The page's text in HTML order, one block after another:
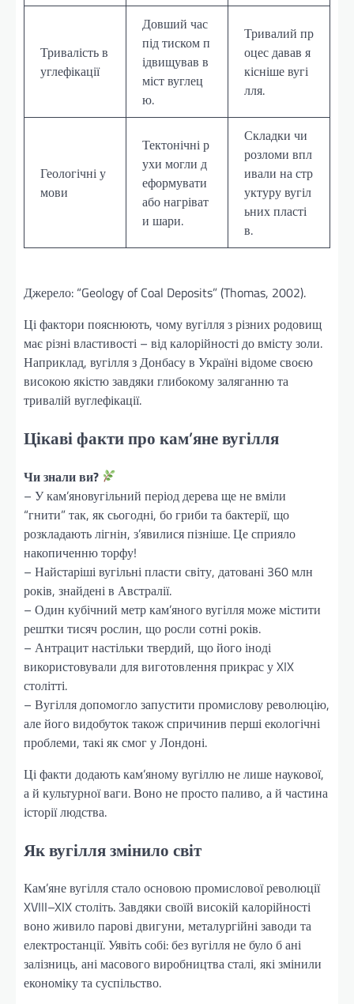
Тривалість в
углефікації
Довший час
під тиском п
ідвищував в
міст вуглец
ю.
Тривалий пр
оцес давав я
кісніше вугі
лля.
Геологічні у
мови
Тектонічні р
ухи могли д
еформувати
або нагріват
и шари.
Складки чи
розломи впл
ивали на стр
уктуру вугіл
ьних пласті
в.
Джерело: “Geology of Coal Deposits” (Thomas, 2002).
Ці фактори пояснюють, чому вугілля з різних родовищ
має різні властивості – від калорійності до вмісту золи.
Наприклад, вугілля з Донбасу в Україні відоме своєю
високою якістю завдяки глибокому заляганню та
тривалій вуглефікації.
Цікаві факти про кам’яне вугілля
Чи знали ви?
– У кам’яновугільний період дерева ще не вміли
“гнити” так, як сьогодні, бо гриби та бактерії, що
розкладають лігнін, з’явилися пізніше. Це сприяло
накопиченню торфу!
– Найстаріші вугільні пласти світу, датовані 360 млн
років, знайдені в Австралії.
– Один кубічний метр кам’яного вугілля може містити
рештки тисяч рослин, що росли сотні років.
– Антрацит настільки твердий, що його іноді
використовували для виготовлення прикрас у XIX
столітті.
– Вугілля допомогло запустити промислову революцію,
але його видобуток також спричинив перші екологічні
проблеми, такі як смог у Лондоні.
Ці факти додають кам’яному вугіллю не лише наукової,
а й культурної ваги. Воно не просто паливо, а й частина
історії людства.
Як вугілля змінило світ
Кам’яне вугілля стало основою промислової революції
XVIII–XIX століть. Завдяки своїй високій калорійності
воно живило парові двигуни, металургійні заводи та
електростанції. Уявіть собі: без вугілля не було б ані
залізниць, ані масового виробництва сталі, які змінили
економіку та суспільство.